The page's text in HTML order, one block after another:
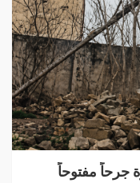
جرحاً مفتوحاً